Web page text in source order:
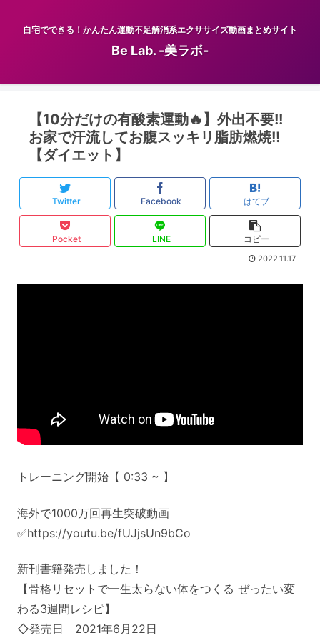
自宅でできる！かんたん運動不足解消系エクササイズ動画まとめサイト
Be Lab. -美ラボ-
【10分だけの有酸素運動🔥】外出不要!!
お家で汗流してお腹スッキリ脂肪燃焼!!
【ダイエット】
Twitter Facebook はてブ
Pocket LINE コピー
2022.11.17
トレーニング開始【 0:33 ~ 】
海外で1000万回再生突破動画
✅https://youtu.be/fUJjsUn9bCo
新刊書籍発売しました！
【骨格リセットで一生太らない体をつくる ぜったい変
わる3週間レシピ】
◇発売日 2021年6月22日